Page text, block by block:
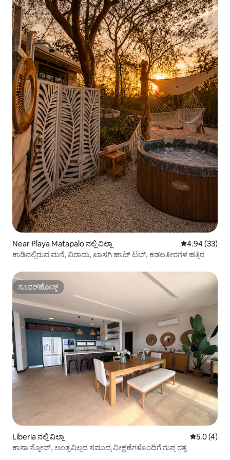
Near Playa Matapalo ನಲ್ಲಿ ವಿಲ್ಲಾ 5 ರಲ್ಲಿ 4.94
4.94 (33)
ಕಾಡಿನಲ್ಲಿರುವ ಮನೆ, ವಿರಾಮ, ಖಾಸಗಿ ಹಾಟ್ ಟಬ್, ಕಡಲತೀರಗಳ ಹತ್ತಿರ
ಸೂಪರ್‌ಹೋಸ್ಟ್
ಸೂಪರ್‌ಹೋಸ್ಟ್
Liberia ನಲ್ಲಿ ವಿಲ್ಲಾ 5 ರಲ್ಲಿ 5.0
5.0 (4)
ಕಾಸಾ ಸ್ಕೋವ್, ಅಂತ್ಯವಿಲ್ಲದ ಸಮುದ್ರ ವೀಕ್ಷಣೆಗಳೊಂದಿಗೆ ಗುಪ್ತ ರತ್ನ